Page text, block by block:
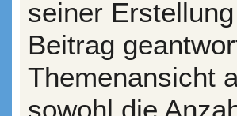
seiner
Beitrag
Themenansicht
sowohl die